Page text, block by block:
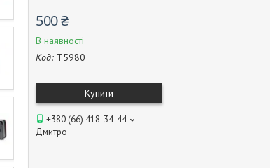
500 ₴
В наявності
Код: T5980
Купити
+380 (66) 418-34-44
Дмитро